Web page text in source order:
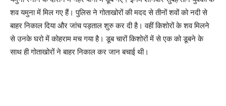
शव यमुना में मिल गए हैं। पुलिस ने गोताखोरों की मदद से तीनों शवों को नदी से
बाहर निकाल दिया और जांच पड़ताल शुरु कर दी है। वहीं किशोरों के शव मिलने
से उनके घरो में कोहराम मच गया है। डूब चारों किशोरों में से एक को डूबने के
साथ ही गोताखोरों ने बाहर निकाल कर जान बचाई थी।